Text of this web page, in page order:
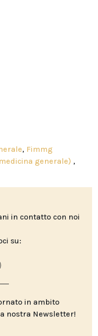
, Fimmg
generale) ,
in contatto con noi
su:
in ambito
nostra Newsletter!